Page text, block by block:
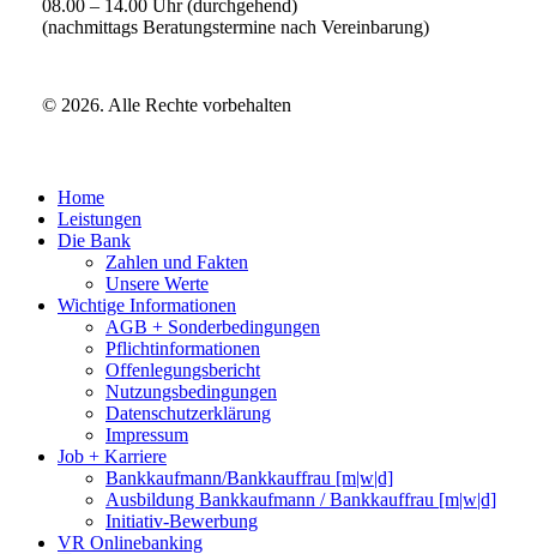
08.00 – 14.00 Uhr (durchgehend)
(nachmittags Beratungstermine nach Vereinbarung)
© 2026. Alle Rechte vorbehalten
Close
Menu
Home
Leistungen
Die Bank
Zahlen und Fakten
Unsere Werte
Wichtige Informationen
AGB + Sonderbedingungen
Pflichtinformationen
Offenlegungsbericht
Nutzungsbedingungen
Datenschutzerklärung
Impressum
Job + Karriere
Bankkaufmann/Bankkauffrau [m|w|d]
Ausbildung Bankkaufmann / Bankkauffrau [m|w|d]
Initiativ-Bewerbung
VR Onlinebanking